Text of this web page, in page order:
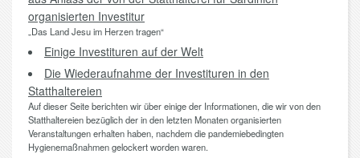
organisierten Investitur
„Das Land Jesu im Herzen tragen“
Einige Investituren auf der Welt
Die Wiederaufnahme der Investituren in den
Statthaltereien
Auf dieser Seite berichten wir über einige der Informationen, die wir von den
Statthaltereien bezüglich der in den letzten Monaten organisierten
Veranstaltungen erhalten haben, nachdem die pandemiebedingten
Hygienemaßnahmen gelockert worden waren.